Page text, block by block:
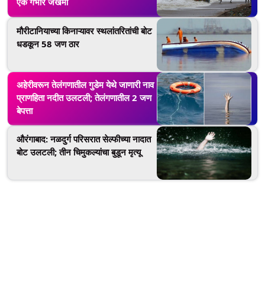
मौरीटानियाच्या किनाऱ्यावर स्थलांतरितांची बोट
धडकून 58 जण ठार
अहेरीवरून तेलंगणातील गुडेम येथे जाणारी नाव
प्राणहिता नदीत उलटली; तेलंगणातील 2 जण
बेपत्ता
औरंगाबाद: नळदुर्ग परिसरात सेल्फीच्या नादात
बोट उलटली; तीन चिमुकल्यांचा बुडून मृत्यू